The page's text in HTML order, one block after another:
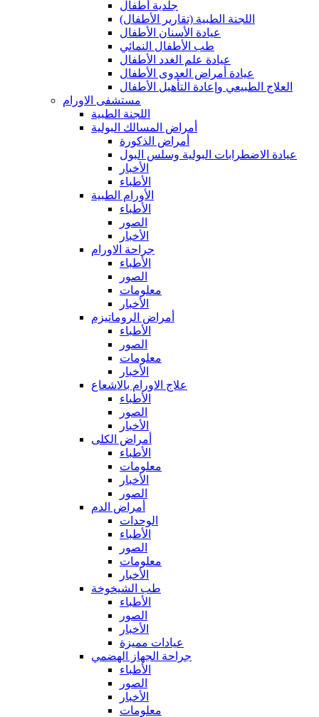
جلدية أطفال
(اللجنة الطبية (تقارير الأطفال
عيادة الأسنان الأطفال
طب الأطفال النمائي
عيادة علم الغدد الأطفال
عيادة أمراض العدوى الأطفال
العلاج الطبيعي وإعادة التأهيل الأطفال
مستشفى الاورام
اللجنة الطبية
أمراض المسالك البولية
أمراض الذكورة
عيادة الاضطرابات البولية وسلس البول
الأخبار
الأطباء
الأورام الطبية
الأطباء
الصور
الأخبار
جراحة الاورام
الأطباء
الصور
معلومات
الأخبار
أمراض الروماتيزم
الأطباء
الصور
معلومات
الأخبار
علاج الاورام بالاشعاع
الأطباء
الصور
الأخبار
أمراض الكلى
الأطباء
معلومات
الأخبار
الصور
أمراض الدم
الوحدات
الأطباء
الصور
معلومات
الأخبار
طب الشيخوخة
الأطباء
الصور
الأخبار
عيادات مميزة
جراحة الجهاز الهضمي
الأطباء
الصور
الأخبار
معلومات